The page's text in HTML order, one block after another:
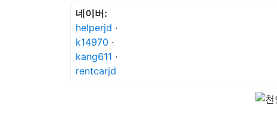
네이버:
helperjd ·
k14970 ·
kang611 ·
rentcarjd